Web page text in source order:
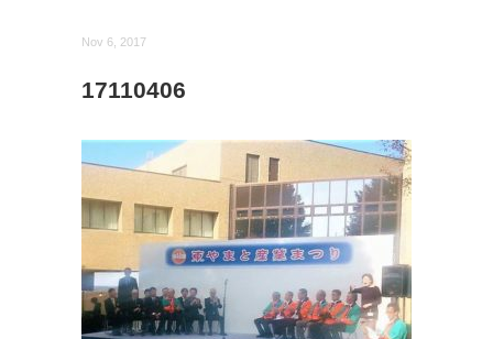
Nov 6, 2017
17110406